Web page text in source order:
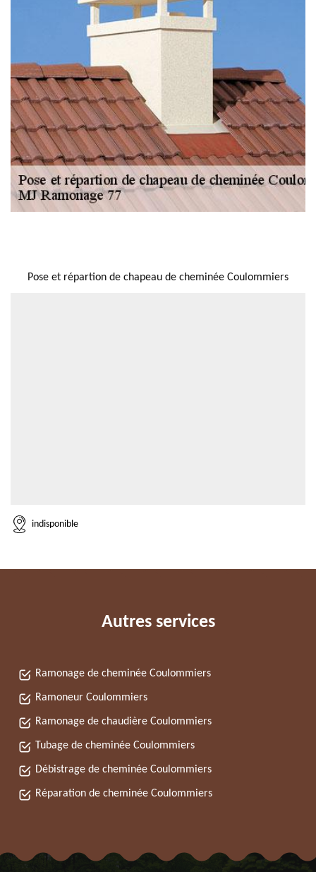
Pose et répartion de chapeau de cheminée Coulommiers
indisponible
Autres services
Ramonage de cheminée Coulommiers
Ramoneur Coulommiers
Ramonage de chaudière Coulommiers
Tubage de cheminée Coulommiers
Débistrage de cheminée Coulommiers
Réparation de cheminée Coulommiers